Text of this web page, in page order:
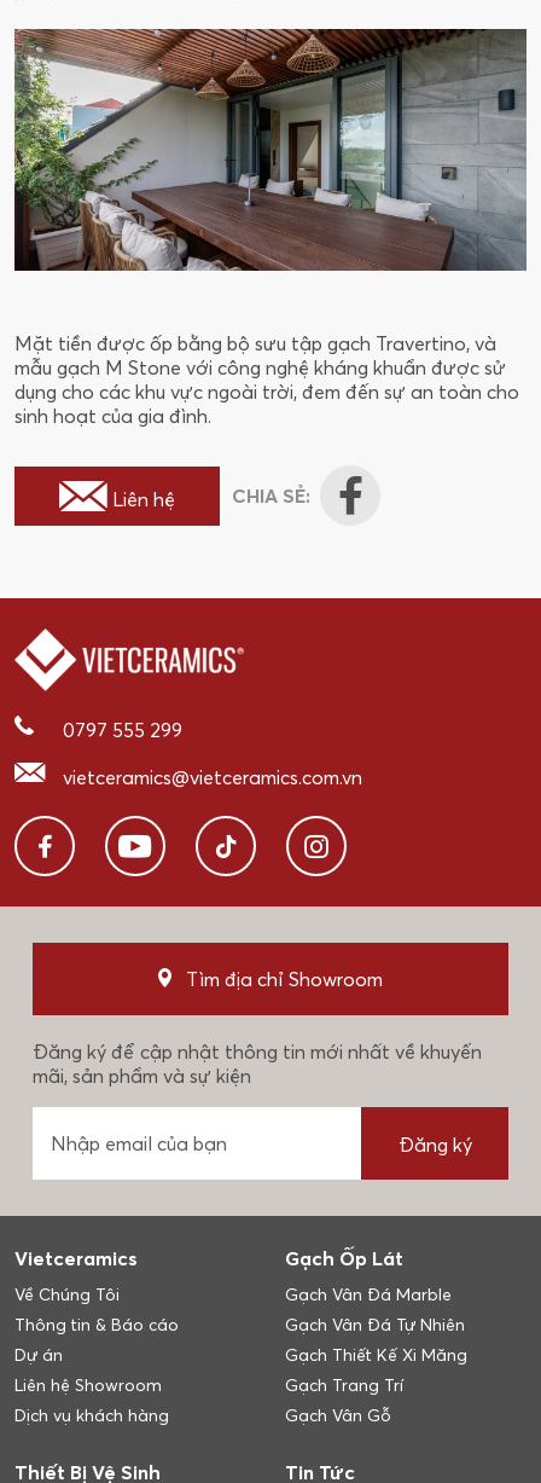
7
Mặt tiền được ốp bằng bộ sưu tập gạch Travertino, và
mẫu gạch M Stone với công nghệ kháng khuẩn được sử
dụng cho các khu vực ngoài trời, đem đến sự an toàn cho
sinh hoạt của gia đình.
Liên hệ CHIA SẺ:
0797 555 299
vietceramics@vietceramics.com.vn
Tìm địa chỉ Showroom
Đăng ký để cập nhật thông tin mới nhất về khuyến
mãi, sản phẩm và sự kiện
Đăng ký
Vietceramics
Về Chúng Tôi
Thông tin & Báo cáo
Dự án
Liên hệ Showroom
Dịch vụ khách hàng
Gạch Ốp Lát
Gạch Vân Đá Marble
Gạch Vân Đá Tự Nhiên
Gạch Thiết Kế Xi Măng
Gạch Trang Trí
Gạch Vân Gỗ
Thiết Bị Vệ Sinh Tin Tức